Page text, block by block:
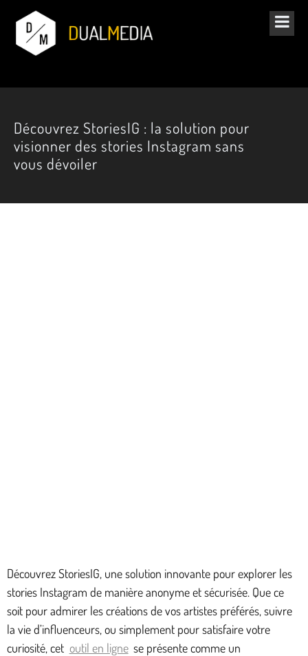
Découvrez StoriesIG : la solution pour
visionner des stories Instagram sans
vous dévoiler
Découvrez StoriesIG, une solution innovante pour explorer les
stories Instagram de manière anonyme et sécurisée. Que ce
soit pour admirer les créations de vos artistes préférés, suivre
la vie d’influenceurs, ou simplement pour satisfaire votre
curiosité, cet outil en ligne se présente comme un